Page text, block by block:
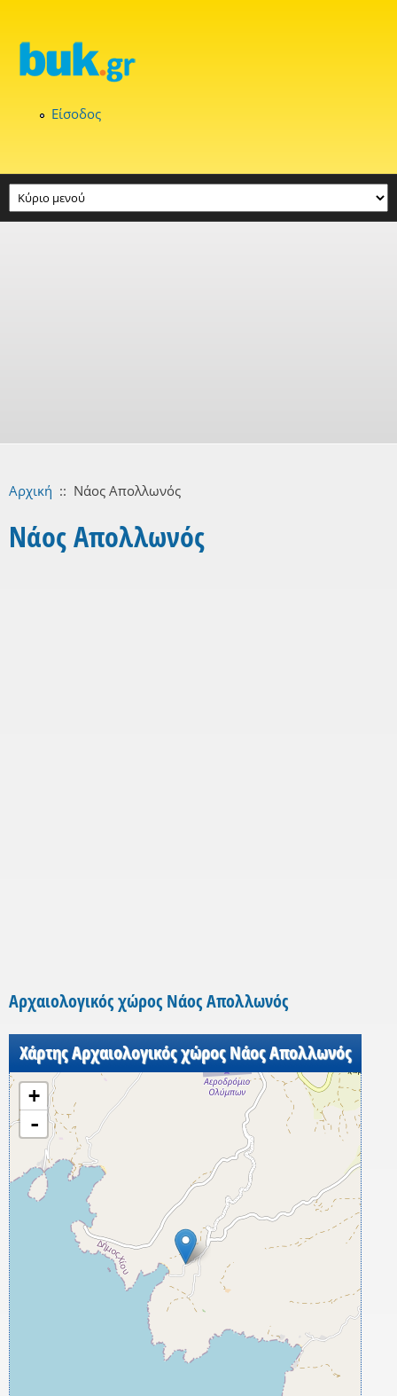
Είσοδος
Αρχική :: Νάος Απολλωνός
Νάος Απολλωνός
Αρχαιολογικός χώρος Νάος Απολλωνός
Χάρτης Αρχαιολογικός χώρος Νάος Απολλωνός
+
-